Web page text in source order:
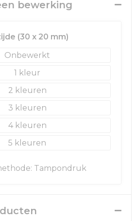
bewerking
(30 x 20 mm)
Onbewerkt
1
2
3
4
5
Tampondruk